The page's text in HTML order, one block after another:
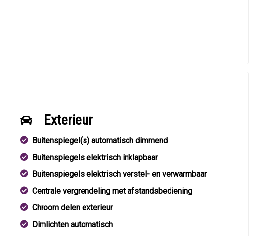
Exterieur
Buitenspiegel(s) automatisch dimmend
Buitenspiegels elektrisch inklapbaar
Buitenspiegels elektrisch verstel- en verwarmbaar
Centrale vergrendeling met afstandsbediening
Chroom delen exterieur
Dimlichten automatisch